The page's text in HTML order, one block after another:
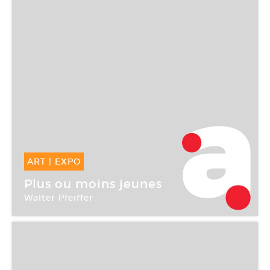
ART | EXPO
02 Mai -17 Juil 2004
Plus ou moins jeunes
Walter Pfeiffer